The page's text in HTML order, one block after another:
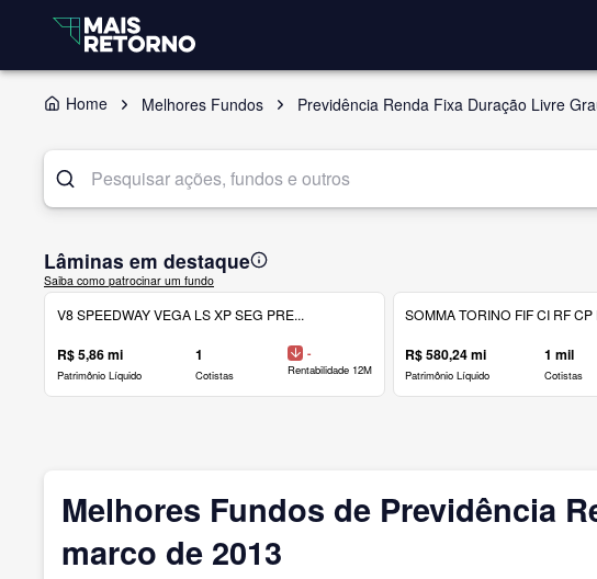
Home Melhores Fundos Previdência Renda Fixa Duração Livre
Lâminas em destaque
Saiba como patrocinar um fundo
V8 SPEEDWAY VEGA LS XP SEG PRE...
R$ 5,86 mi
Patrimônio Líquido
1
Cotistas
-
Rentabilidade 12M
SOMMA TORINO FIF CI RF CP
R$ 580,24 mi
Patrimônio Líquido
1 mil
Cotistas
Melhores Fundos de Previdência
marco de 2013